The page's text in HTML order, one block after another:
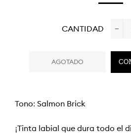
CANTIDAD
AGOTADO
Tono: Salmon Brick
¡Tinta labial que dura todo el